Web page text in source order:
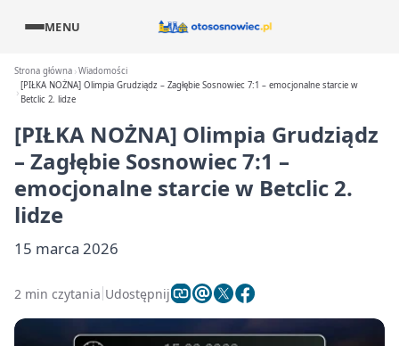
MENU
Strona główna Wiadomości
[PIŁKA NOŻNA] Olimpia Grudziądz – Zagłębie Sosnowiec 7:1 – emocjonalne starcie w
Betclic 2. lidze
[PIŁKA NOŻNA] Olimpia Grudziądz
– Zagłębie Sosnowiec 7:1 –
emocjonalne starcie w Betclic 2.
lidze
15 marca 2026
2 min czytania Udostępnij